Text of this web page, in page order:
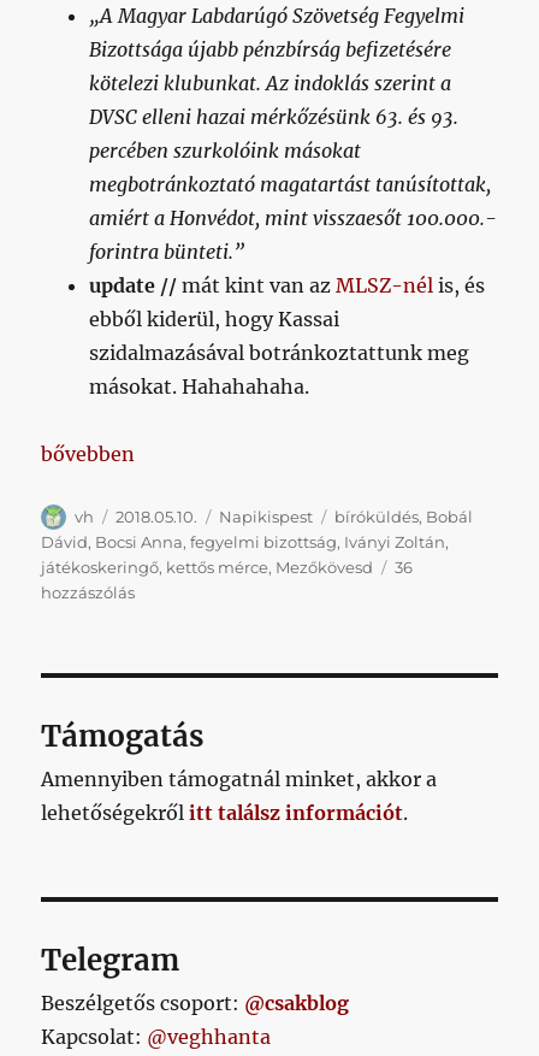
„A Magyar Labdarúgó Szövetség Fegyelmi
Bizottsága újabb pénzbírság befizetésére
kötelezi klubunkat. Az indoklás szerint a
DVSC elleni hazai mérkőzésünk 63. és 93.
percében szurkolóink másokat
megbotránkoztató magatartást tanúsítottak,
amiért a Honvédot, mint visszaesőt 100.000.-
forintra bünteti.”
update //mát kint van azMLSZ-nél is, és
ebből kiderül, hogy Kassai
szidalmazásával botránkoztattunk meg
másokat. Hahahahaha.
„Napikispest 2018.05.10.”
bővebben
Szerző
vh Közzétéve
2018.05.10. Kategória
Napikispest Címke
bíróküldés, Bobál
Dávid, Bocsi Anna,fegyelmi bizottság, Iványi Zoltán,
játékoskeringő, kettős mérce, Mezőkövesd
36
hozzászólásNapikispest
Támogatás
Amennyiben támogatnál minket, akkor a
lehetőségekrőlitt találsz információt.
Telegram
Beszélgetős csoport: @csakblog
Kapcsolat: @veghhanta